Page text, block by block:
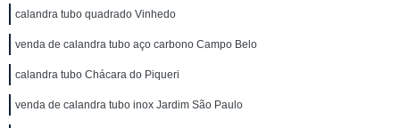
calandra tubo quadrado Vinhedo
venda de calandra tubo aço carbono Campo Belo
calandra tubo Chácara do Piqueri
venda de calandra tubo inox Jardim São Paulo